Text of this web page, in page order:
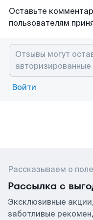
Оставьте
пользователям
Войти
Рассказываем о
Рассылка с
Эксклюзивные
заботливые